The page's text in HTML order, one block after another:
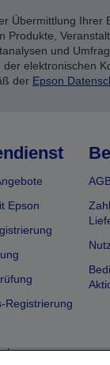
Übermittlung Ihrer
Produkte,
und
der elektronischen
der Epson
Epson
Registrierung